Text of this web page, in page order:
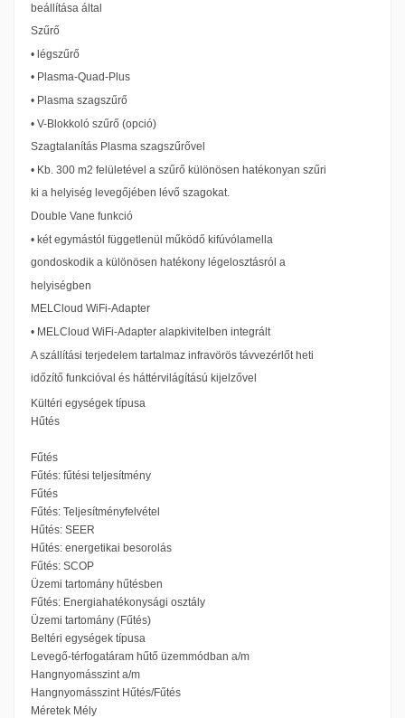
beállítása által
Szűrő
• légszűrő
• Plasma-Quad-Plus
• Plasma szagszűrő
• V-Blokkoló szűrő (opció)
Szagtalanítás Plasma szagszűrővel
• Kb. 300 m2 felületével a szűrő különösen hatékonyan szűri
ki a helyiség levegőjében lévő szagokat.
Double Vane funkció
• két egymástól függetlenül működő kifúvólamella
gondoskodik a különösen hatékony légelosztásról a
helyiségben
MELCloud WiFi-Adapter
• MELCloud WiFi-Adapter alapkivitelben integrált
A szállítási terjedelem tartalmaz infravörös távvezérlőt heti
időzítő funkcióval és háttérvilágítású kijelzővel
Kültéri egységek típusa
Hűtés
Fűtés
Fűtés: fűtési teljesítmény
Fűtés
Fűtés: Teljesítményfelvétel
Hűtés: SEER
Hűtés: energetikai besorolás
Fűtés: SCOP
Üzemi tartomány hűtésben
Fűtés: Energiahatékonysági osztály
Üzemi tartomány (Fűtés)
Beltéri egységek típusa
Levegő-térfogatáram hűtő üzemmódban a/m
Hangnyomásszint a/m
Hangnyomásszint Hűtés/Fűtés
Méretek Mély